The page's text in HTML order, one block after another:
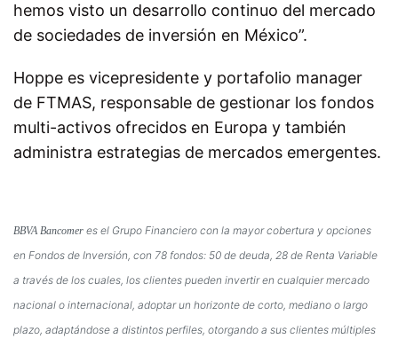
hemos visto un desarrollo continuo del mercado
de sociedades de inversión en México”.
Hoppe es vicepresidente y portafolio manager
de FTMAS, responsable de gestionar los fondos
multi-activos ofrecidos en Europa y también
administra estrategias de mercados emergentes.
BBVA Bancomer es el Grupo Financiero con la mayor cobertura y opciones
en Fondos de Inversión, con 78 fondos: 50 de deuda, 28 de Renta Variable
a través de los cuales, los clientes pueden invertir en cualquier mercado
nacional o internacional, adoptar un horizonte de corto, mediano o largo
plazo, adaptándose a distintos perfiles, otorgando a sus clientes múltiples